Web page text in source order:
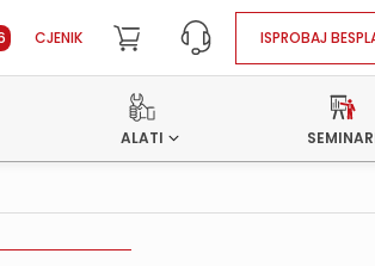
CJENIK ISPROBAJ
ALATI